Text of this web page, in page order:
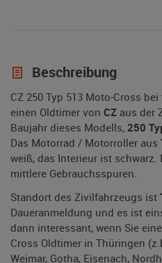
Beschreibung
CZ 250 Typ 513 Moto-Cross
einen Oldtimer von CZ aus der
Baujahr dieses Modells, 250
Das Motorrad / Motorroller aus
weiß, das Interieur ist schwarz.
mittlere Gebrauchsspuren.
Standort des Zivilfahrzeugs ist
Daueranmeldung und es ist
dann interessant, wenn Sie
Cross Oldtimer in Thüringen
Weimar, Gotha, Eisenach,